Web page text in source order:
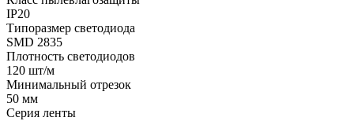
IP20
Типоразмер светодиода
SMD 2835
Плотность светодиодов
120 шт/м
Минимальный отрезок
50 мм
Серия ленты